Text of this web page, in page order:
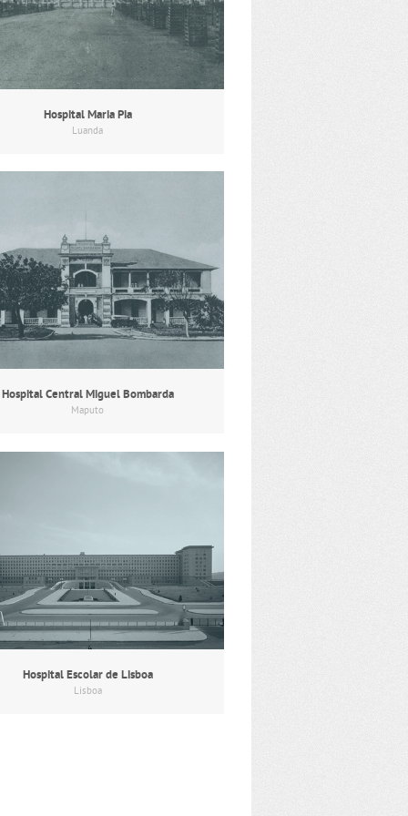
Hospital Maria Pia
Luanda
Hospital Central Miguel Bombarda
Maputo
Hospital Escolar de Lisboa
Lisboa